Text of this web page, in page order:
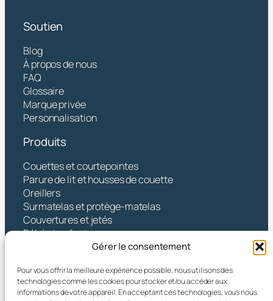
Gérer le consentement
Pour vous offrir la meilleure expérience possible, nous utilisons des
technologies comme les cookies pour stocker et/ou accéder aux
informations de votre appareil. En acceptant ces technologies, vous nous
Soutien
Blog
À propos de nous
FAQ
Glossaire
Marque privée
Personnalisation
Produits
Couettes et courtepointes
Parure de lit et housses de couette
Oreillers
Surmatelas et protège-matelas
Couvertures et jetés
Bébé et enfants
Hangzhou Yintex Co., Ltd.
Adresse : NO.490 TANGZHISHA ROAD, XINJIE